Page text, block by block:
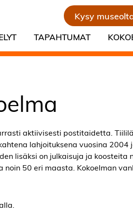
Kysy
TAPAHTUMAT
aktiivisesti postitaidetta.
lahjoituksena vuosina 2004
lisäksi on julkaisuja ja koosteita
50 eri maasta. Kokoelman